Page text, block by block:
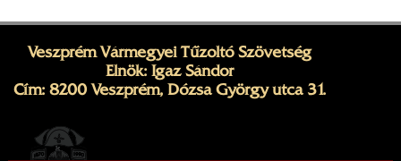
Veszprém Vármegyei Tűzoltó Szövetség
Elnök: Igaz Sándor
Cím: 8200 Veszprém, Dózsa György utca 31.